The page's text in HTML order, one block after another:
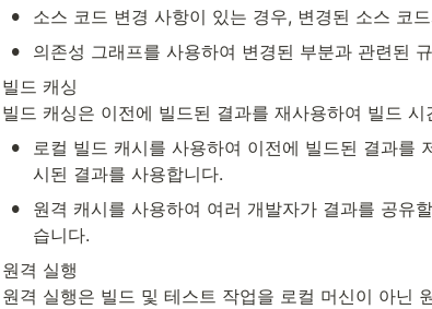
• 소스 코드 변경 사항이 있는 경우, 변경된 소스 코
•
의존성 그래프를 사용하여 변경된 부분과 관련된
빌드 캐싱
빌드 캐싱은 이전에 빌드된 결과를 재사용하여 빌드
•
로컬 빌드 캐시를 사용하여 이전에 빌드된 결과를
시된 결과를 사용합니다.
•
원격 캐시를 사용하여 여러 개발자가 결과를 공유
습니다.
원격 실행
원격 실행은 빌드 및 테스트 작업을 로컬 머신이 아닌